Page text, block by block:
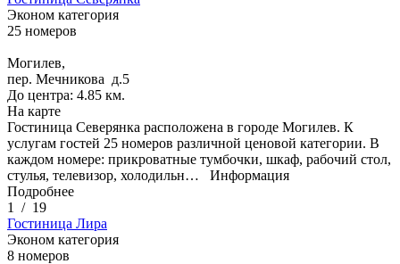
Эконом категория
25 номеров
Могилев,
пер. Мечникова д.5
До центра: 4.85 км.
На карте
Гостиница Северянка расположена в городе Могилев. К
услугам гостей 25 номеров различной ценовой категории. В
каждом номере: прикроватные тумбочки, шкаф, рабочий стол,
стулья, телевизор, холодильн… Информация
Подробнее
1
/ 19
Гостиница Лира
Эконом категория
8 номеров